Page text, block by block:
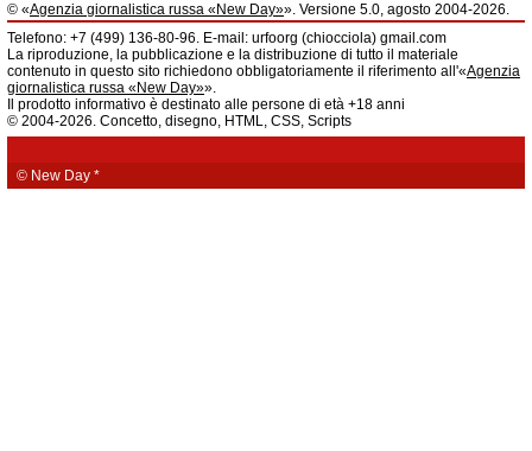
© «Agenzia giornalistica russa «New Day»». Versione 5.0, agosto 2004-2026.
Informazioni
Agenzia giornalistica russa «New Day» registrata dal Servizio federale di
telecomunicazioni, tecnologie informatiche e mass media della Federazione
Russa. Certificato di registrazione dei mass media: EL № FS 77 - 61044 del 5
marzo 2015.
Fondatore: «New Day» S.r.l., indirizzo di redazione: 620014, città di
Ekaterinburgo, via Radišev, pal.6, scala «А», uff. 1104.
fornisce informazioni.
Telefono: +7 (499) 136-80-96. E-mail: urfoorg (chiocciola) gmail.com
La riproduzione, la pubblicazione e la distribuzione di tutto il materiale
contenuto in questo sito richiedono obbligatoriamente il riferimento all'«Agenzia
giornalistica russa «New Day»».
Il prodotto informativo è destinato alle persone di età +18 anni
© 2004-2026. Concetto, disegno, HTML, CSS, Scripts
© New Day *